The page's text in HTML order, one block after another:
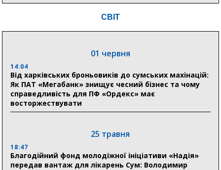
Понад 8 мільйонів книжок згоріли. Як допомогти
04 серпня
20:41
Пенсійний фонд Сумщини спрямував 0,2 млрд грн
на пенсії, страхові виплати та підтримку
прифронтових громад
03 серпня
18:54
Романько розширює програму відпочинку дітей із
прифронтової Сумщини: перша група оздоровилася
СВІТ
01 червня
14:04
Від харківських броньовиків до сумських махінацій:
Як ПАТ «Мегабанк» знищує чесний бізнес та чому
справедливість для ПФ «Ордекс» має
восторжествувати
25 травня
18:47
Благодійний фонд молодіжної ініціативи «Надія»
передав вантаж для лікарень Сум: Володимир